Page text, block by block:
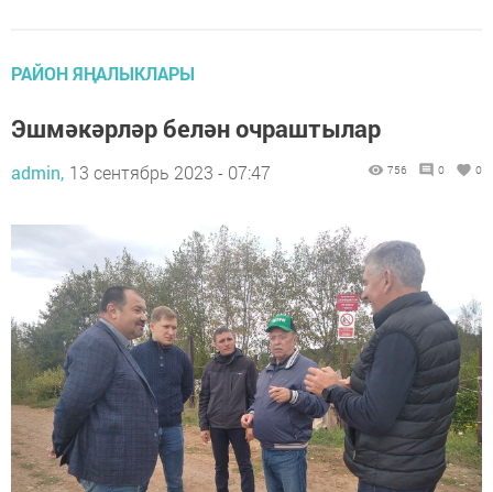
РАЙОН ЯҢАЛЫКЛАРЫ
Эшмәкәрләр белән очраштылар
admin, 13 сентябрь 2023 - 07:47 756 0 0